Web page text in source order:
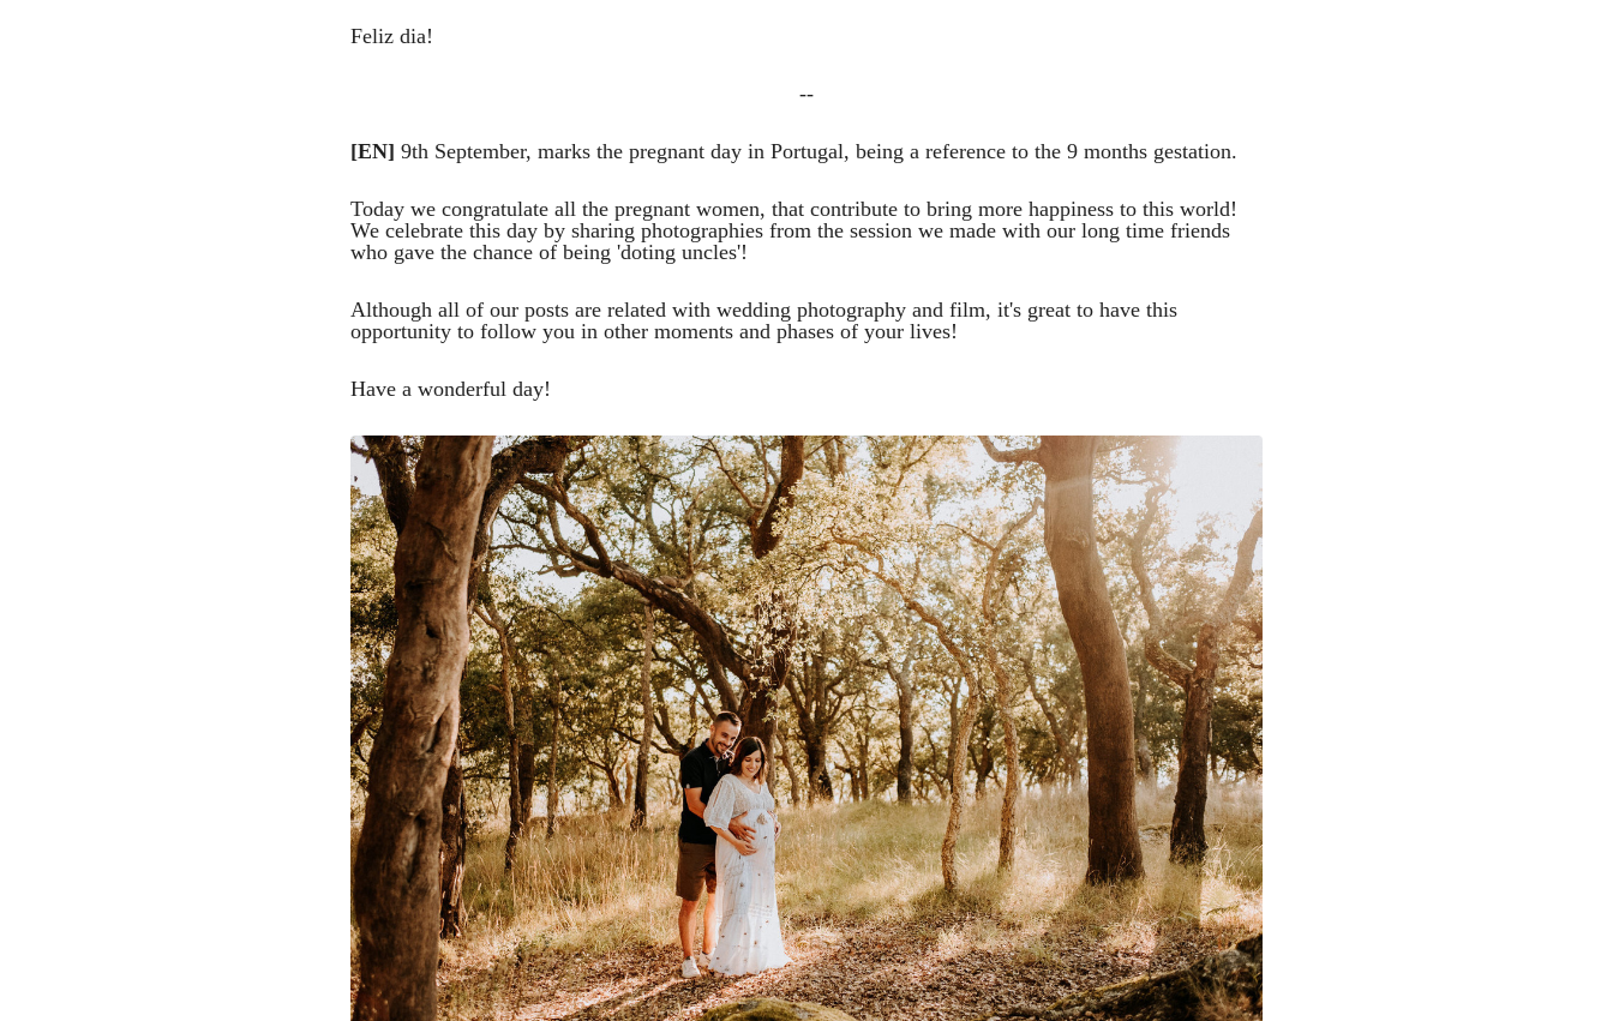
Feliz dia!
--
[EN] 9th September, marks the pregnant day in Portugal, being a reference to the 9 months gestation.
Today we congratulate all the pregnant women, that contribute to bring more happiness to this world!
We celebrate this day by sharing photographies from the session we made with our long time friends
who gave the chance of being 'doting uncles'!
Although all of our posts are related with wedding photography and film, it's great to have this
opportunity to follow you in other moments and phases of your lives!
Have a wonderful day!